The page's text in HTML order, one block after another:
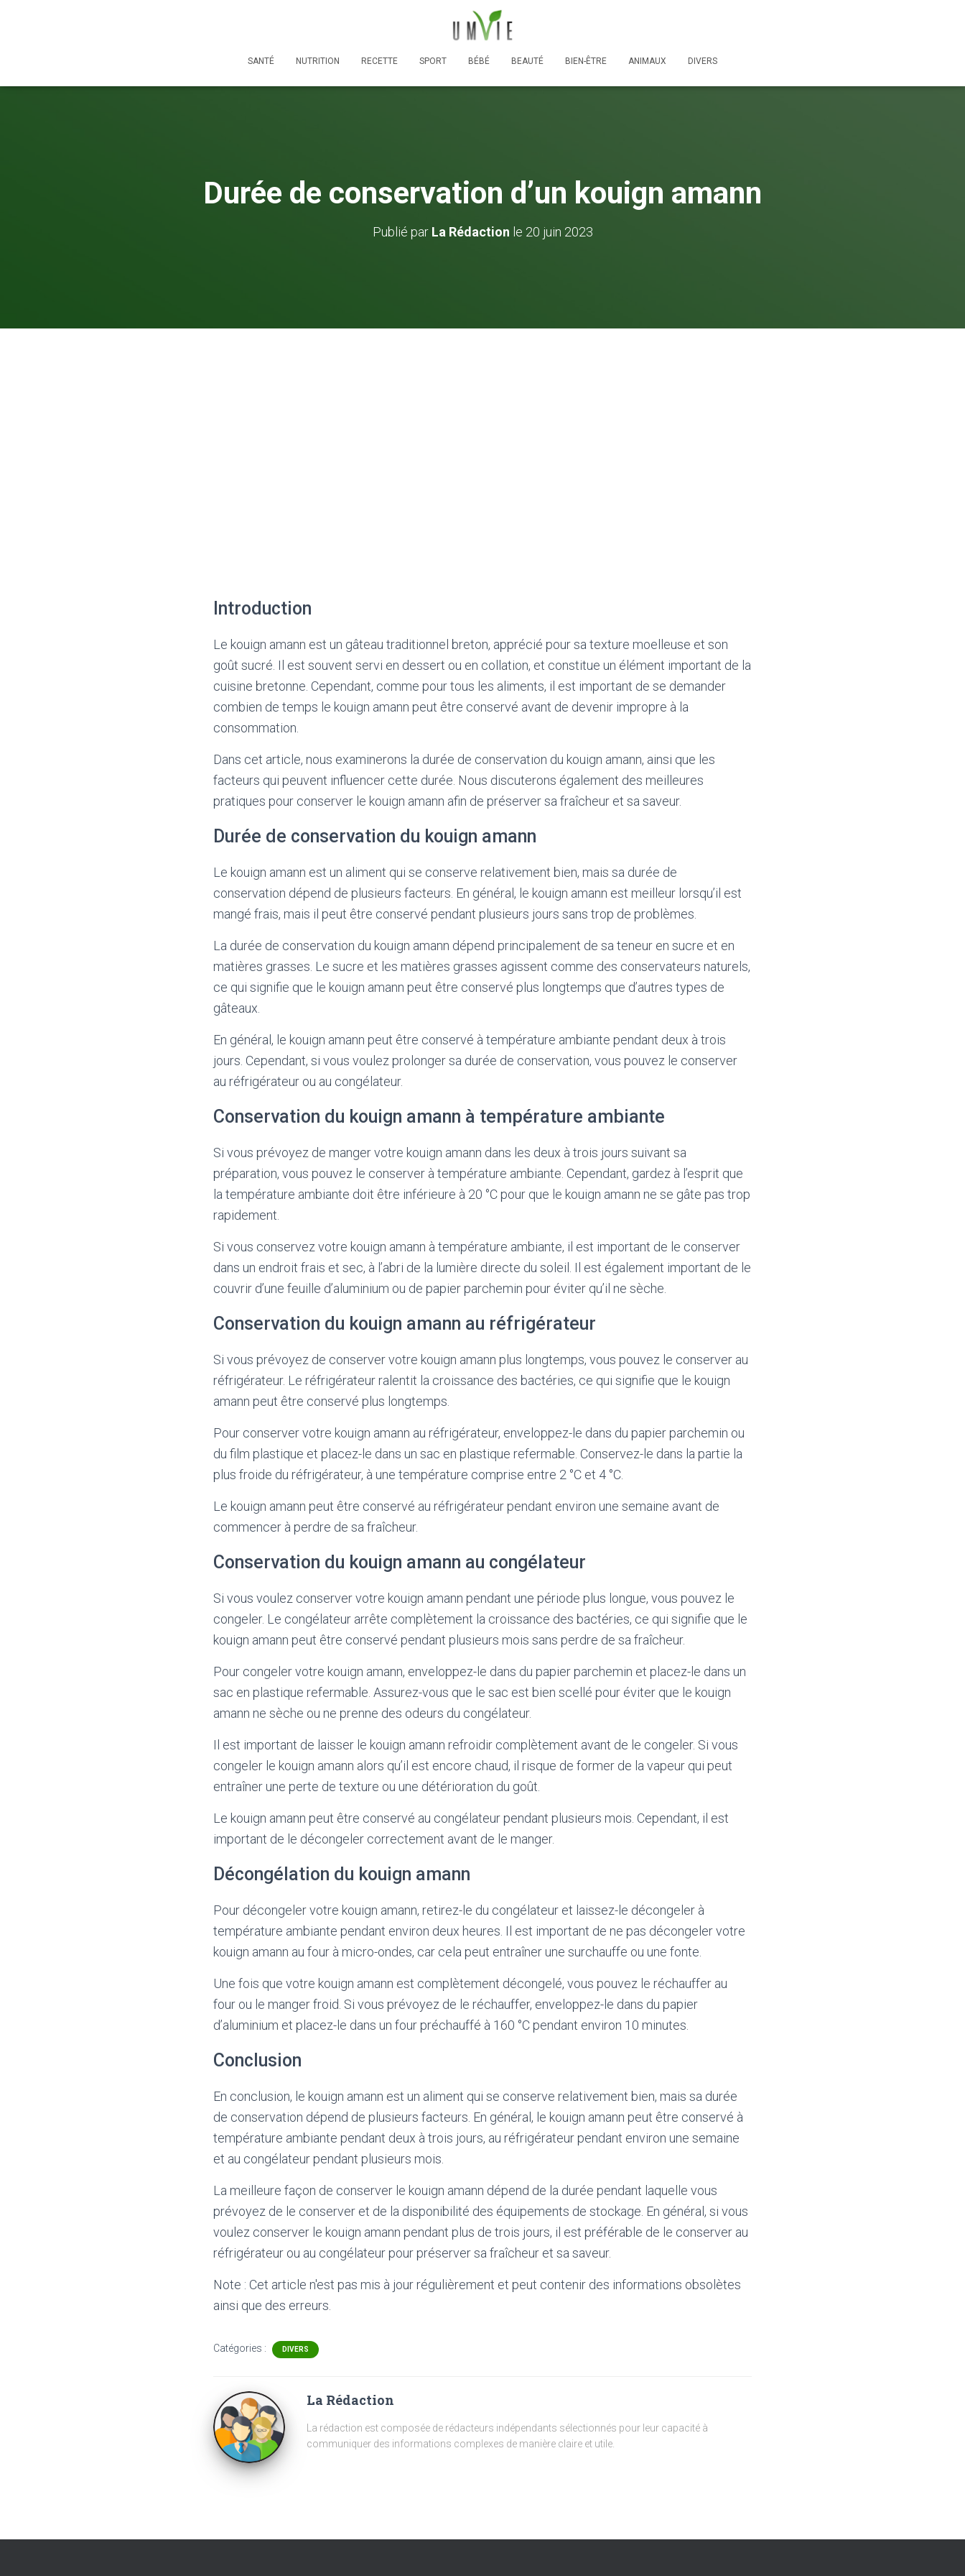
SANTÉ NUTRITION RECETTE SPORT BÉBÉ BEAUTÉ BIEN-ÊTRE ANIMAUX DIVERS
Durée de conservation d’un kouign amann
Publié par La Rédaction le 20 juin 2023
Introduction
Le kouign amann est un gâteau traditionnel breton, apprécié pour sa texture moelleuse et son
goût sucré. Il est souvent servi en dessert ou en collation, et constitue un élément important de la
cuisine bretonne. Cependant, comme pour tous les aliments, il est important de se demander
combien de temps le kouign amann peut être conservé avant de devenir impropre à la
consommation.
Dans cet article, nous examinerons la durée de conservation du kouign amann, ainsi que les
facteurs qui peuvent influencer cette durée. Nous discuterons également des meilleures
pratiques pour conserver le kouign amann afin de préserver sa fraîcheur et sa saveur.
Durée de conservation du kouign amann
Le kouign amann est un aliment qui se conserve relativement bien, mais sa durée de
conservation dépend de plusieurs facteurs. En général, le kouign amann est meilleur lorsqu’il est
mangé frais, mais il peut être conservé pendant plusieurs jours sans trop de problèmes.
La durée de conservation du kouign amann dépend principalement de sa teneur en sucre et en
matières grasses. Le sucre et les matières grasses agissent comme des conservateurs naturels,
ce qui signifie que le kouign amann peut être conservé plus longtemps que d’autres types de
gâteaux.
En général, le kouign amann peut être conservé à température ambiante pendant deux à trois
jours. Cependant, si vous voulez prolonger sa durée de conservation, vous pouvez le conserver
au réfrigérateur ou au congélateur.
Conservation du kouign amann à température ambiante
Si vous prévoyez de manger votre kouign amann dans les deux à trois jours suivant sa
préparation, vous pouvez le conserver à température ambiante. Cependant, gardez à l’esprit que
la température ambiante doit être inférieure à 20 °C pour que le kouign amann ne se gâte pas trop
rapidement.
Si vous conservez votre kouign amann à température ambiante, il est important de le conserver
dans un endroit frais et sec, à l’abri de la lumière directe du soleil. Il est également important de le
couvrir d’une feuille d’aluminium ou de papier parchemin pour éviter qu’il ne sèche.
Conservation du kouign amann au réfrigérateur
Si vous prévoyez de conserver votre kouign amann plus longtemps, vous pouvez le conserver au
réfrigérateur. Le réfrigérateur ralentit la croissance des bactéries, ce qui signifie que le kouign
amann peut être conservé plus longtemps.
Pour conserver votre kouign amann au réfrigérateur, enveloppez-le dans du papier parchemin ou
du film plastique et placez-le dans un sac en plastique refermable. Conservez-le dans la partie la
plus froide du réfrigérateur, à une température comprise entre 2 °C et 4 °C.
Le kouign amann peut être conservé au réfrigérateur pendant environ une semaine avant de
commencer à perdre de sa fraîcheur.
Conservation du kouign amann au congélateur
Si vous voulez conserver votre kouign amann pendant une période plus longue, vous pouvez le
congeler. Le congélateur arrête complètement la croissance des bactéries, ce qui signifie que le
kouign amann peut être conservé pendant plusieurs mois sans perdre de sa fraîcheur.
Pour congeler votre kouign amann, enveloppez-le dans du papier parchemin et placez-le dans un
sac en plastique refermable. Assurez-vous que le sac est bien scellé pour éviter que le kouign
amann ne sèche ou ne prenne des odeurs du congélateur.
Il est important de laisser le kouign amann refroidir complètement avant de le congeler. Si vous
congeler le kouign amann alors qu’il est encore chaud, il risque de former de la vapeur qui peut
entraîner une perte de texture ou une détérioration du goût.
Le kouign amann peut être conservé au congélateur pendant plusieurs mois. Cependant, il est
important de le décongeler correctement avant de le manger.
Décongélation du kouign amann
Pour décongeler votre kouign amann, retirez-le du congélateur et laissez-le décongeler à
température ambiante pendant environ deux heures. Il est important de ne pas décongeler votre
kouign amann au four à micro-ondes, car cela peut entraîner une surchauffe ou une fonte.
Une fois que votre kouign amann est complètement décongelé, vous pouvez le réchauffer au
four ou le manger froid. Si vous prévoyez de le réchauffer, enveloppez-le dans du papier
d’aluminium et placez-le dans un four préchauffé à 160 °C pendant environ 10 minutes.
Conclusion
En conclusion, le kouign amann est un aliment qui se conserve relativement bien, mais sa durée
de conservation dépend de plusieurs facteurs. En général, le kouign amann peut être conservé à
température ambiante pendant deux à trois jours, au réfrigérateur pendant environ une semaine
et au congélateur pendant plusieurs mois.
La meilleure façon de conserver le kouign amann dépend de la durée pendant laquelle vous
prévoyez de le conserver et de la disponibilité des équipements de stockage. En général, si vous
voulez conserver le kouign amann pendant plus de trois jours, il est préférable de le conserver au
réfrigérateur ou au congélateur pour préserver sa fraîcheur et sa saveur.
Note : Cet article n'est pas mis à jour régulièrement et peut contenir des informations obsolètes
ainsi que des erreurs.
Catégories : DIVERS
La Rédaction
La rédaction est composée de rédacteurs indépendants sélectionnés pour leur capacité à
communiquer des informations complexes de manière claire et utile.